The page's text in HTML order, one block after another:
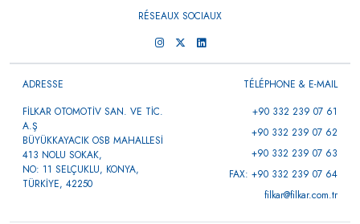
RÉSEAUX SOCIAUX
ADRESSE
FİLKAR OTOMOTİV SAN. VE TİC.
A.Ş
BÜYÜKKAYACIK OSB MAHALLESİ
413 NOLU SOKAK,
NO: 11 SELÇUKLU, KONYA,
TÜRKİYE, 42250
TÉLÉPHONE & E-MAIL
+90 332 239 07 61
+90 332 239 07 62
+90 332 239 07 63
FAX: +90 332 239 07 64
filkar@filkar.com.tr